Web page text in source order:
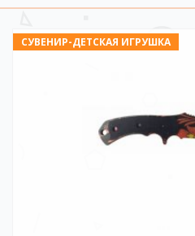
СУВЕНИР-ДЕТСКАЯ ИГРУШКА